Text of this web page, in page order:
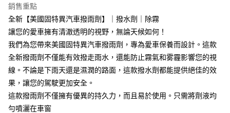
２．便利：只要手機號碼，簡訊認證，即可結帳。
【「AFTEE先享後付」結帳流程】
１．於結帳方式選擇「AFTEE先享後付」後，將跳轉至「AFTEE先享後付」
結帳頁面，進行簡訊認證並確認金額後，即可完成結帳。
２．訂單成立數日內，您將收到繳費通知簡訊。
３．收到繳費通知簡訊後14天內，點擊此簡訊中的連結，可透過四大超商／
ATM／網路銀行／等多元方式進行付款，方視為交易完成。
※ 請注意：結帳手續完成當下不需立刻繳費，但若您需要取消訂單，請聯絡
購買商品的店家。未經商家同意取消之訂單仍視為有效，需透過AFTEE先享
後付繳納相關費用。
全家取貨付款 (運費60$)
每筆NT$70，滿NT$490(含以上)免運費
付款後全家取貨 (運費70$)
每筆NT$70，滿NT$490(含以上)免運費
萊爾富取貨付款 (運費70$)
每筆NT$70，滿NT$490(含以上)免運費
銷售重點
全新【美國固特異汽車撥雨劑】｜撥水劑｜除霧
讓您的愛車擁有清澈透明的視野，無論天候如何！
我們為您帶來美國固特異汽車撥雨劑，專為愛車保養而設計。這款
全新撥雨劑不僅能有效撥走雨水，還能防止霧氣和雾霾影響您的視
線。不論是下雨天還是濕潤的路面，這款撥水劑都能提供絕佳的效
果，讓您的駕駛更加安全。
這款撥雨劑不僅擁有優異的持久力，而且易於使用。只需將劑液均
勻噴灑在車窗